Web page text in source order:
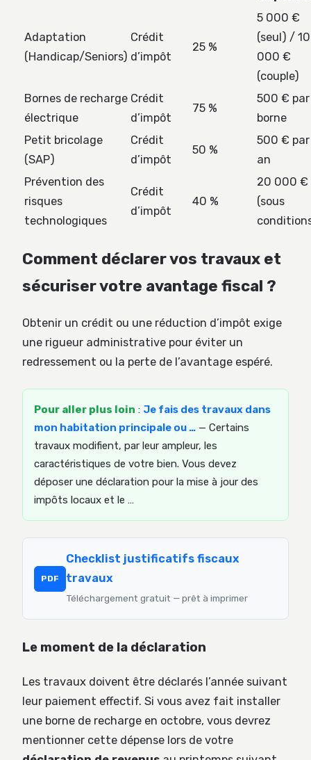
Adaptation
(Handicap/Seniors)
Crédit
d’impôt
25 %
5 000 €
(seul) / 10
000 €
(couple)
Bornes de recharge
électrique
Crédit
d’impôt
75 %
500 € par
borne
Petit bricolage
(SAP)
Crédit
d’impôt
50 %
500 € par
an
Prévention des
risques
technologiques
Crédit
d’impôt
40 %
20 000 €
(sous
Comment déclarer vos travaux et
sécuriser votre avantage fiscal ?
Obtenir un crédit ou une réduction d’impôt exige
une rigueur administrative pour éviter un
redressement ou la perte de l’avantage espéré.
Pour aller plus loin : Je fais des travaux dans
mon habitation principale ou … — Certains
travaux modifient, par leur ampleur, les
caractéristiques de votre bien. Vous devez
déposer une déclaration pour la mise à jour des
impôts locaux et le …
PDF
Checklist justificatifs fiscaux
travaux
Téléchargement gratuit — prêt à imprimer
Le moment de la déclaration
Les travaux doivent être déclarés l’année suivant
leur paiement effectif. Si vous avez fait installer
une borne de recharge en octobre, vous devrez
mentionner cette dépense lors de votre